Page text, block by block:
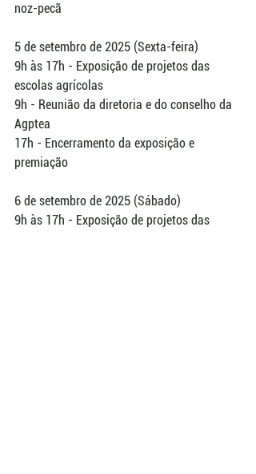
noz-pecã
5 de setembro de 2025 (Sexta-feira)
9h às 17h - Exposição de projetos das
escolas agrícolas
9h - Reunião da diretoria e do conselho da
Agptea
17h - Encerramento da exposição e
premiação
6 de setembro de 2025 (Sábado)
9h às 17h - Exposição de projetos das